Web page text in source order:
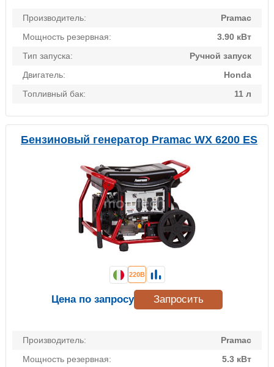
Производитель:
Pramac
Мощность резервная:
3.90 кВт
Тип запуска:
Ручной запуск
Двигатель:
Honda
Топливный бак:
11 л
Бензиновый генератор Pramac WX 6200 ES
Производитель:
Pramac
Мощность резервная:
5.3 кВт
220В
Цена по запросу Запросить